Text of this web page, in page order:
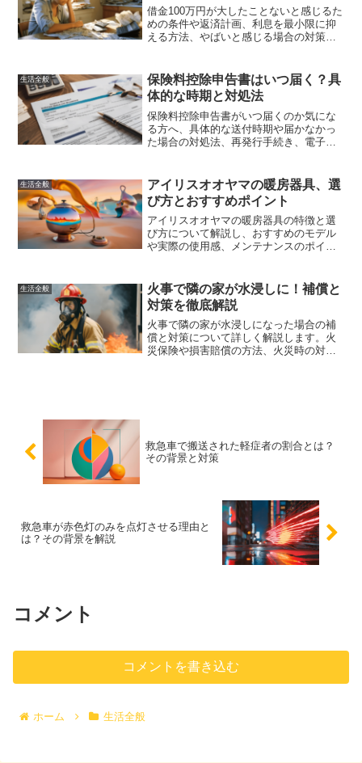
借金100万円が大したことないと感じるた
めの条件や返済計画、利息を最小限に抑
える方法、やばいと感じる場合の対策、
生活全般
保険料控除申告書はいつ届く？具
体的な時期と対処法
保険料控除申告書がいつ届くのか気にな
る方へ、具体的な送付時期や届かなかっ
た場合の対処法、再発行手続き、電子化
一層スムーズに進むことでしょう。
生活全般
アイリスオオヤマの暖房器具、選
び方とおすすめポイント
アイリスオオヤマの暖房器具の特徴と選
び方について解説し、おすすめのモデル
や実際の使用感、メンテナンスのポイン
ます。
生活全般
火事で隣の家が水浸しに！補償と
対策を徹底解説
火事で隣の家が水浸しになった場合の補
償と対策について詳しく解説します。火
災保険や損害賠償の方法、火災時の対策
救急車で搬送された軽症者の割合とは？
その背景と対策
救急車が赤色灯のみを点灯させる理由と
は？その背景を解説
コメント
コメントを書き込む
ホーム 生活全般